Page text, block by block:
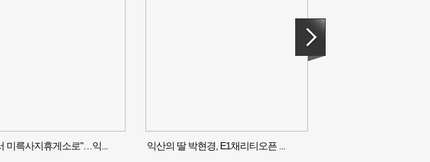
미륵사지휴게소로"…익... 익산의 딸 박현경, E1채리티오픈 ...